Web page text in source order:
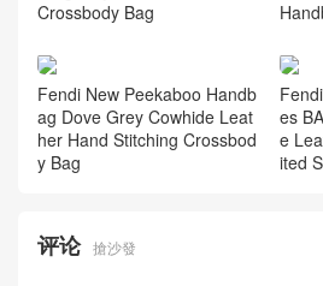
Fendi New Women's Mamm
der Bag Coffee‑Brown Lamb
skin Leather
er
2026 Fendi Women Bag Ho
Crossbody Bag
2026